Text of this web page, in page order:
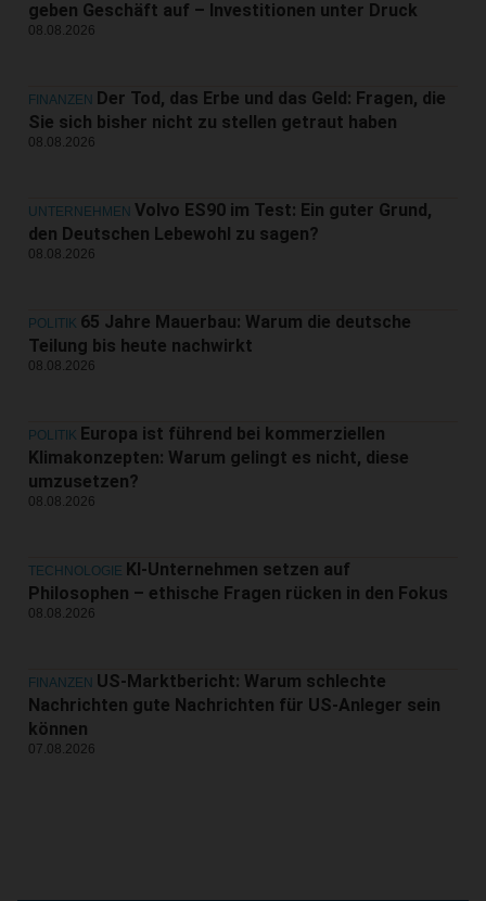
geben Geschäft auf – Investitionen unter Druck
08.08.2026
FINANZEN Der Tod, das Erbe und das Geld: Fragen, die
Sie sich bisher nicht zu stellen getraut haben
08.08.2026
UNTERNEHMEN Volvo ES90 im Test: Ein guter Grund,
den Deutschen Lebewohl zu sagen?
08.08.2026
POLITIK 65 Jahre Mauerbau: Warum die deutsche
Teilung bis heute nachwirkt
08.08.2026
POLITIK Europa ist führend bei kommerziellen
Klimakonzepten: Warum gelingt es nicht, diese
umzusetzen?
08.08.2026
TECHNOLOGIE KI-Unternehmen setzen auf
Philosophen – ethische Fragen rücken in den Fokus
08.08.2026
FINANZEN US-Marktbericht: Warum schlechte
Nachrichten gute Nachrichten für US-Anleger sein
können
07.08.2026